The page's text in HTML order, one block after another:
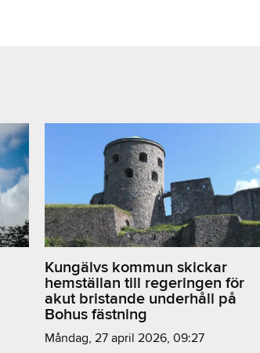
Kungälvs kommun skickar
hemställan till regeringen för
akut bristande underhåll på
Bohus fästning
måndag, 27 april 2026, 09:27